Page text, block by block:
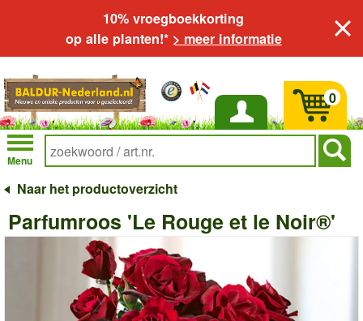
10% vroegboekkorting
op alle planten!* > meer informatie
Inloggen
Menu
0
Naar het productoverzicht
Parfumroos 'Le Rouge et le Noir®'